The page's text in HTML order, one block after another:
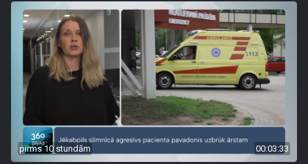
pirms 10 stundām 00:03:33